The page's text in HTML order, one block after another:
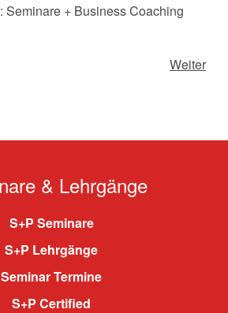
Seminare + Business Coaching
Weiter
& Lehrgänge
S+P Seminare
S+P Lehrgänge
Seminar Termine
S+P Certified